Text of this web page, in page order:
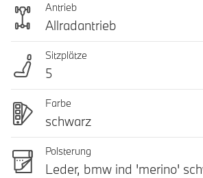
Antrieb
Allradantrieb
Sitzplätze
5
Farbe
schwarz
Polsterung
Leder, bmw ind 'merino'